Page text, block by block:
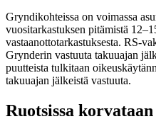
Gryndikohteissa on voimassa
vuositarkastuksen pitämistä
vastaanottotarkastuksesta. RS-
Grynderin vastuuta takuuajan
puutteista tulkitaan
takuuajan jälkeistä vastuuta.
Ruotsissa